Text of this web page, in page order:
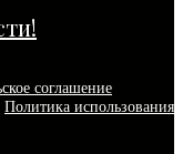
соглашение
Политика использования